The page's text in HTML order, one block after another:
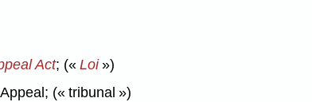
Act; (« Loi»)
(« tribunal »)